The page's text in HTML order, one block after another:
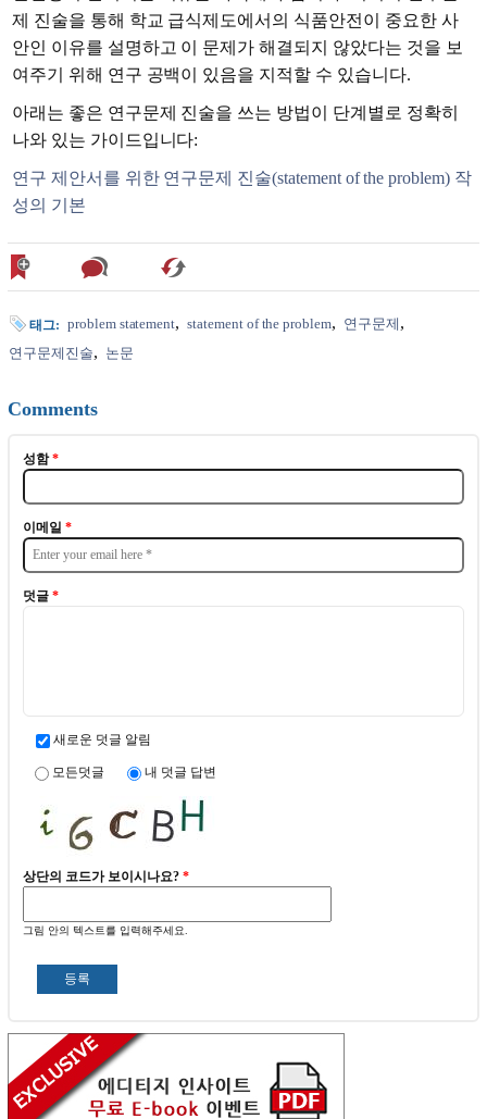
제 진술을 통해 학교 급식제도에서의 식품안전이 중요한 사
안인 이유를 설명하고 이 문제가 해결되지 않았다는 것을 보
여주기 위해 연구 공백이 있음을 지적할 수 있습니다.
아래는 좋은 연구문제 진술을 쓰는 방법이 단계별로 정확히
나와 있는 가이드입니다:
연구 제안서를 위한 연구문제 진술(statement of the problem) 작
성의 기본
태그: problem statement statement of the problem
연구문제
연구문제진술
논문
Comments
성함*
이메일 *
덧글 *
새로운 덧글 알림
모든덧글 내 덧글 답변
상단의 코드가 보이시나요? *
그림 안의 텍스트를 입력해주세요.